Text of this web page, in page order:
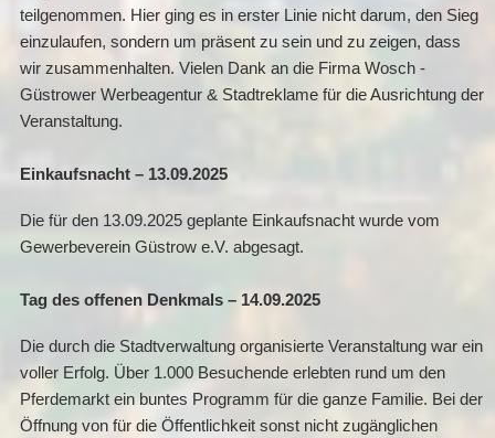
teilgenommen. Hier ging es in erster Linie nicht darum, den Sieg
einzulaufen, sondern um präsent zu sein und zu zeigen, dass
wir zusammenhalten. Vielen Dank an die Firma Wosch -
Güstrower Werbeagentur & Stadtreklame für die Ausrichtung der
Veranstaltung.
Einkaufsnacht – 13.09.2025
Die für den 13.09.2025 geplante Einkaufsnacht wurde vom
Gewerbeverein Güstrow e.V. abgesagt.
Tag des offenen Denkmals – 14.09.2025
Die durch die Stadtverwaltung organisierte Veranstaltung war ein
voller Erfolg. Über 1.000 Besuchende erlebten rund um den
Pferdemarkt ein buntes Programm für die ganze Familie. Bei der
Öffnung von für die Öffentlichkeit sonst nicht zugänglichen